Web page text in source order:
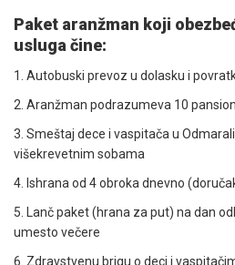
Paket aranžman koji
usluga čine:
1. Autobuski prevoz u dolasku i
2. Aranžman podrazumeva 10
3. Smeštaj dece i vaspitača u
višekrevetnim sobama
4. Ishrana od 4 obroka dnevno
5. Lanč paket (hrana za put) na dan
umesto večere
6. Zdravstvenu brigu o deci i